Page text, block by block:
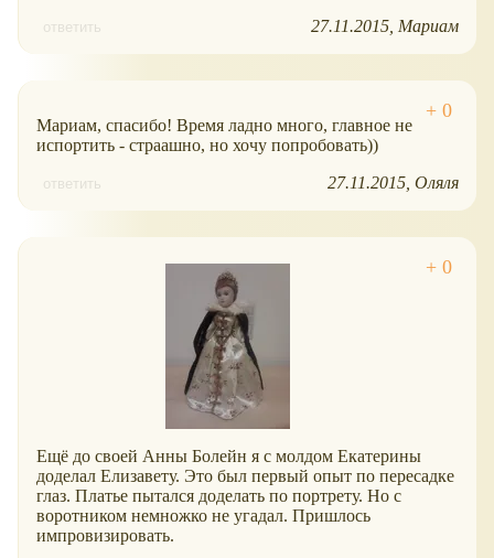
ответить 27.11.2015 Мариам
Мариам, спасибо! Время ладно много, главное не
испортить - страашно, но хочу попробовать))
ответить 27.11.2015 Оляля
Ещё до своей Анны Болейн я с молдом Екатерины
доделал Елизавету. Это был первый опыт по пересадке
глаз. Платье пытался доделать по портрету. Но с
воротником немножко не угадал. Пришлось
импровизировать.